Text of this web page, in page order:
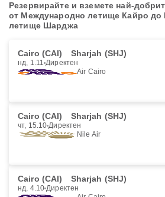
Резервирайте и вземете най-
от Международно летище Кайро до
летище Шарджа
Cairo (CAI) Sharjah (SHJ)
нд, 1.11 Директен
Air Cairo
Cairo (CAI) Sharjah (SHJ)
чт, 15.10 Директен
Nile Air
Cairo (CAI) Sharjah (SHJ)
нд, 4.10 Директен